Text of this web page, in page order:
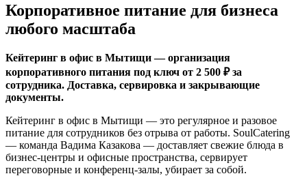
Корпоративное питание для бизнеса
любого масштаба
Кейтеринг в офис в Мытищи — организация
корпоративного питания под ключ от 2 500 ₽ за
сотрудника. Доставка, сервировка и закрывающие
документы.
Кейтеринг в офис в Мытищи — это регулярное и разовое
питание для сотрудников без отрыва от работы. SoulCatering
— команда Вадима Казакова — доставляет свежие блюда в
бизнес-центры и офисные пространства, сервирует
переговорные и конференц-залы, убирает за собой.